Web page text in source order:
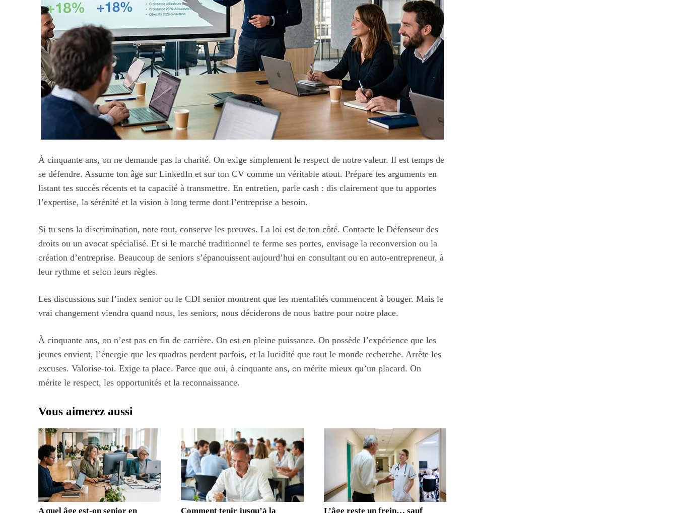
À cinquante ans, on ne demande pas la charité. On exige simplement le respect de notre valeur. Il est temps de
se défendre. Assume ton âge sur LinkedIn et sur ton CV comme un véritable atout. Prépare tes arguments en
listant tes succès récents et ta capacité à transmettre. En entretien, parle cash : dis clairement que tu apportes
l’expertise, la sérénité et la vision à long terme dont l’entreprise a besoin.
Si tu sens la discrimination, note tout, conserve les preuves. La loi est de ton côté. Contacte le Défenseur des
droits ou un avocat spécialisé. Et si le marché traditionnel te ferme ses portes, envisage la reconversion ou la
création d’entreprise. Beaucoup de seniors s’épanouissent aujourd’hui en consultant ou en auto-entrepreneur, à
leur rythme et selon leurs règles.
Les discussions sur l’index senior ou le CDI senior montrent que les mentalités commencent à bouger. Mais le
vrai changement viendra quand nous, les seniors, nous déciderons de nous battre pour notre place.
À cinquante ans, on n’est pas en fin de carrière. On est en pleine puissance. On possède l’expérience que les
jeunes envient, l’énergie que les quadras perdent parfois, et la lucidité que tout le monde recherche. Arrête les
excuses. Valorise-toi. Exige ta place. Parce que oui, à cinquante ans, on mérite mieux qu’un placard. On
mérite le respect, les opportunités et la reconnaissance.
Vous aimerez aussi
A quel âge est-on senior en Comment tenir jusqu’à la L’âge reste un frein… sauf